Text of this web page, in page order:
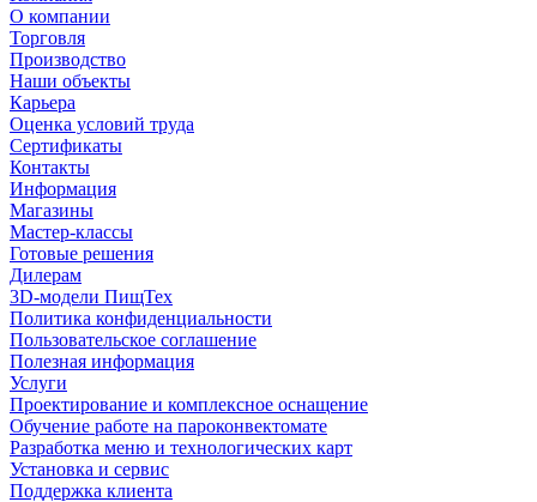
О компании
Торговля
Производство
Наши объекты
Карьера
Оценка условий труда
Сертификаты
Контакты
Информация
Магазины
Мастер-классы
Готовые решения
Дилерам
3D-модели ПищТех
Политика конфиденциальности
Пользовательское соглашение
Полезная информация
Услуги
Проектирование и комплексное оснащение
Обучение работе на пароконвектомате
Разработка меню и технологических карт
Установка и сервис
Поддержка клиента